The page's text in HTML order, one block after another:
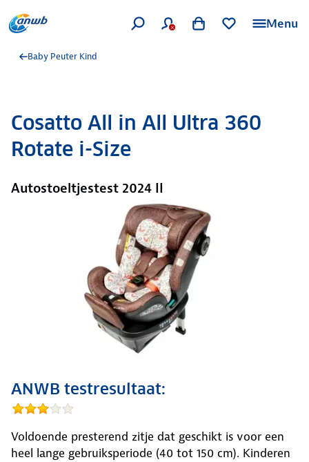
Menu
Baby Peuter Kind
Cosatto All in All Ultra 360
Rotate i-Size
Autostoeltjestest 2024 II
ANWB testresultaat:
Voldoende presterend zitje dat geschikt is voor een
heel lange gebruiksperiode (40 tot 150 cm). Kinderen